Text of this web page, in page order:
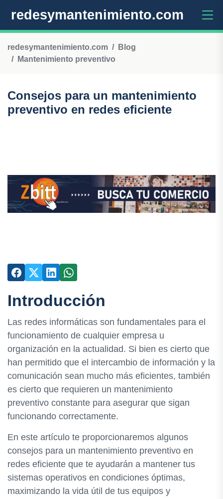
redesymantenimiento.com
redesymantenimiento.com
Blog
Mantenimiento preventivo
Consejos para un mantenimiento
preventivo en redes eficiente
Introducción
Las redes informáticas son fundamentales para el
funcionamiento de cualquier empresa u
organización en la actualidad. Si bien es cierto que
han permitido que el intercambio de información y la
comunicación sean mucho más eficientes, también
es cierto que requieren un mantenimiento
preventivo constante para asegurar que sigan
funcionando correctamente.
En este artículo te proporcionaremos algunos
consejos para un mantenimiento preventivo en
redes eficiente que te ayudarán a mantener tus
sistemas operativos en condiciones óptimas,
maximizando la vida útil de tus equipos y